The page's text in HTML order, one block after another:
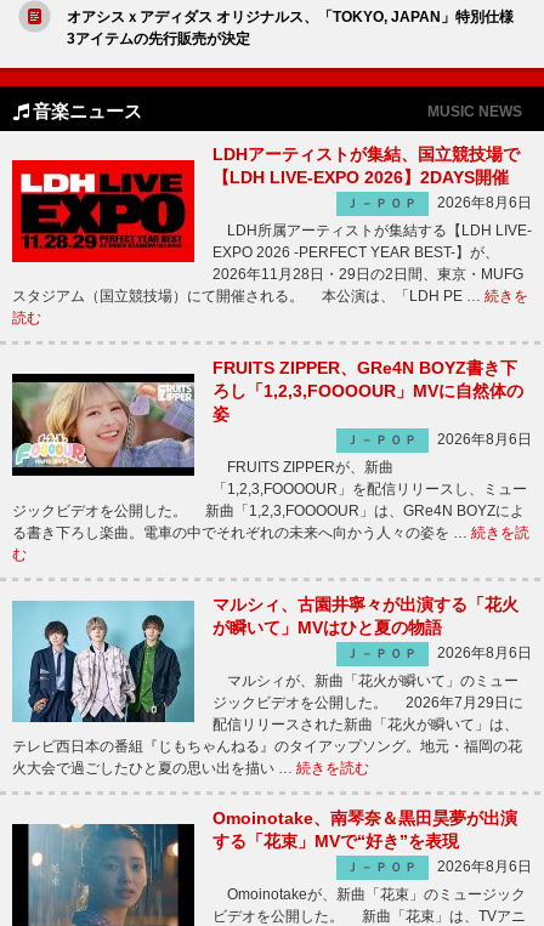
オアシスｘアディダス オリジナルス、「TOKYO, JAPAN」特別仕様
3アイテムの先行販売が決定
音楽ニュース MUSIC NEWS
LDHアーティストが集結、国立競技場で
【LDH LIVE-EXPO 2026】2DAYS開催
Ｊ－ＰＯＰ
2026年8月6日
LDH所属アーティストが集結する【LDH LIVE-
EXPO 2026 -PERFECT YEAR BEST-】が、
2026年11月28日・29日の2日間、東京・MUFG
スタジアム（国立競技場）にて開催される。 本公演は、「LDH PE … 続きを
読む
FRUITS ZIPPER、GRe4N BOYZ書き下
ろし「1,2,3,FOOOOUR」MVに自然体の
姿
Ｊ－ＰＯＰ
2026年8月6日
FRUITS ZIPPERが、新曲
「1,2,3,FOOOOUR」を配信リリースし、ミュー
ジックビデオを公開した。 新曲「1,2,3,FOOOOUR」は、GRe4N BOYZによ
る書き下ろし楽曲。電車の中でそれぞれの未来へ向かう人々の姿を … 続きを読
む
マルシィ、古園井寧々が出演する「花火
が瞬いて」MVはひと夏の物語
Ｊ－ＰＯＰ
2026年8月6日
マルシィが、新曲「花火が瞬いて」のミュー
ジックビデオを公開した。 2026年7月29日に
配信リリースされた新曲「花火が瞬いて」は、
テレビ西日本の番組『じもちゃんねる』のタイアップソング。地元・福岡の花
火大会で過ごしたひと夏の思い出を描い … 続きを読む
Omoinotake、南琴奈＆黒田昊夢が出演
する「花束」MVで“好き”を表現
Ｊ－ＰＯＰ
2026年8月6日
Omoinotakeが、新曲「花束」のミュージック
ビデオを公開した。 新曲「花束」は、TVアニ